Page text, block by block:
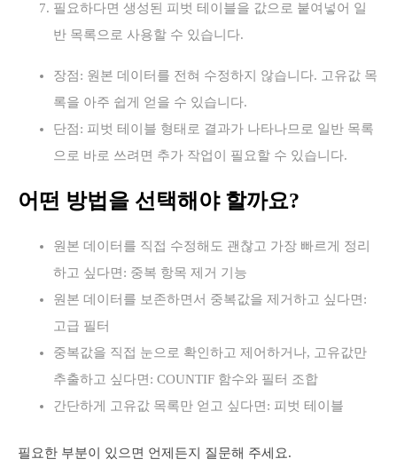
필요하다면 생성된 피벗 테이블을 값으로 붙여넣어 일
반 목록으로 사용할 수 있습니다.
장점: 원본 데이터를 전혀 수정하지 않습니다. 고유값 목
록을 아주 쉽게 얻을 수 있습니다.
단점: 피벗 테이블 형태로 결과가 나타나므로 일반 목록
으로 바로 쓰려면 추가 작업이 필요할 수 있습니다.
어떤 방법을 선택해야 할까요?
원본 데이터를 직접 수정해도 괜찮고 가장 빠르게 정리
하고 싶다면: 중복 항목 제거 기능
원본 데이터를 보존하면서 중복값을 제거하고 싶다면:
고급 필터
중복값을 직접 눈으로 확인하고 제어하거나, 고유값만
추출하고 싶다면: COUNTIF 함수와 필터 조합
간단하게 고유값 목록만 얻고 싶다면: 피벗 테이블
필요한 부분이 있으면 언제든지 질문해 주세요.